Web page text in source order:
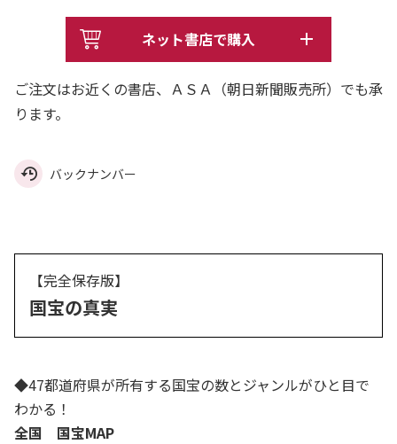
ネット書店で購入
ご注文はお近くの書店、ＡＳＡ（朝日新聞販売所）でも承
ります。
バックナンバー
【完全保存版】
国宝の真実
◆47都道府県が所有する国宝の数とジャンルがひと目で
わかる！
全国 国宝MAP